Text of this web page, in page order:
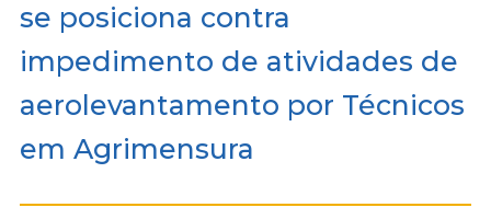
se posiciona contra
impedimento de atividades de
aerolevantamento por Técnicos
em Agrimensura